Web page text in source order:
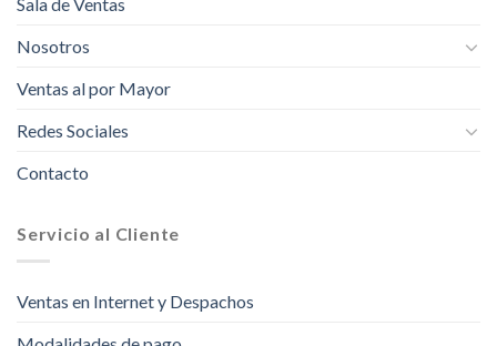
Sala de Ventas
Nosotros
Ventas al por Mayor
Redes Sociales
Contacto
Servicio al Cliente
Ventas en Internet y Despachos